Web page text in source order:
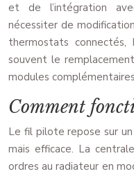
et de l’intégration
nécessiter de
thermostats
souvent le
modules
Comment
Le fil pilote repose sur
mais efficace. La
ordres au radiateur en